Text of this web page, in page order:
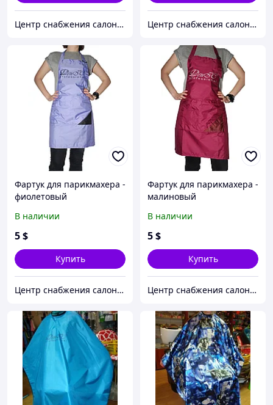
Центр снабжения салонов красоты DenIC Центр снабжения салонов красоты DenIC
Фартук для парикмахера -
фиолетовый
В наличии
5$
Купить
Центр снабжения салонов красоты DenIC
Фартук для парикмахера -
малиновый
В наличии
5$
Купить
Центр снабжения салонов красоты DenIC